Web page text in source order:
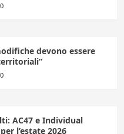
0
devono essere
0
AC47 e Individual
l’estate 2026